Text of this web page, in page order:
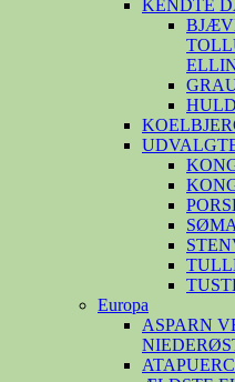
KENDTE
Europa
ASPARN